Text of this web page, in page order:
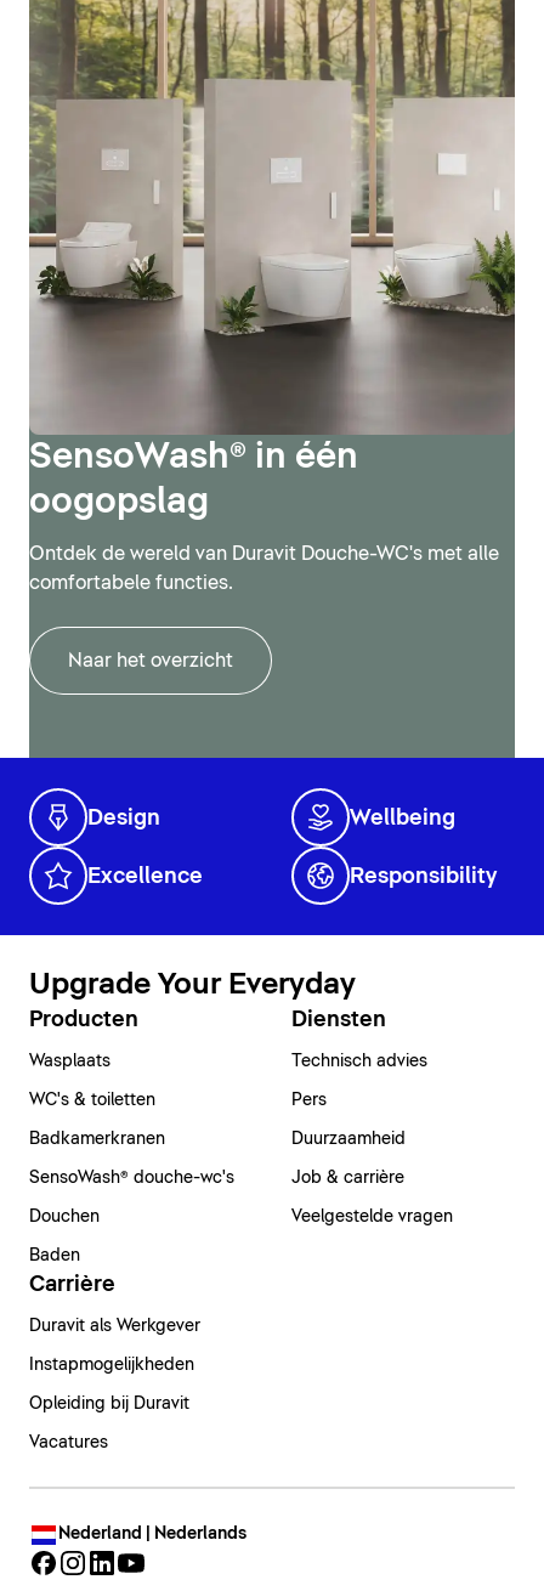
SensoWash® in één
oogopslag
Ontdek de wereld van Duravit Douche-WC's met alle
comfortabele functies.
Naar het overzicht
Design Wellbeing
Excellence Responsibility
Upgrade Your Everyday
Producten
Wasplaats
WC's & toiletten
Badkamerkranen
SensoWash® douche-wc's
Douchen
Baden
Diensten
Technisch advies
Pers
Duurzaamheid
Job & carrière
Veelgestelde vragen
Carrière
Duravit als Werkgever
Instapmogelijkheden
Opleiding bij Duravit
Vacatures
Nederland | Nederlands